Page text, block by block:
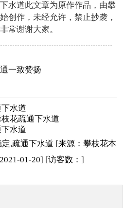
水道此文章为原作作品，由攀
创作，未经允许，禁止抄袭，
常谢谢大家。
一致赞扬
水道
花疏通下水道
水道
,疏通下水道 [来源：攀枝花本
01-20] [访客数： ]